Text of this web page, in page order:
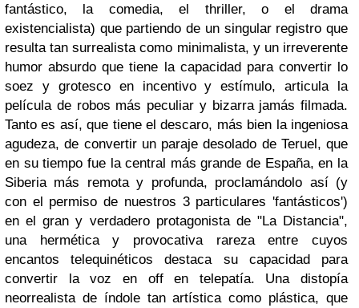
fantástico, la comedia, el thriller, o el drama
existencialista) que partiendo de un singular registro que
resulta tan surrealista como minimalista, y un irreverente
humor absurdo que tiene la capacidad para convertir lo
soez y grotesco en incentivo y estímulo, articula la
película de robos más peculiar y bizarra jamás filmada.
Tanto es así, que tiene el descaro, más bien la ingeniosa
agudeza, de convertir un paraje desolado de Teruel, que
en su tiempo fue la central más grande de España, en la
Siberia más remota y profunda, proclamándolo así (y
con el permiso de nuestros 3 particulares 'fantásticos')
en el gran y verdadero protagonista de "La Distancia",
una hermética y provocativa rareza entre cuyos
encantos telequinéticos destaca su capacidad para
convertir la voz en off en telepatía. Una distopía
neorrealista de índole tan artística como plástica, que